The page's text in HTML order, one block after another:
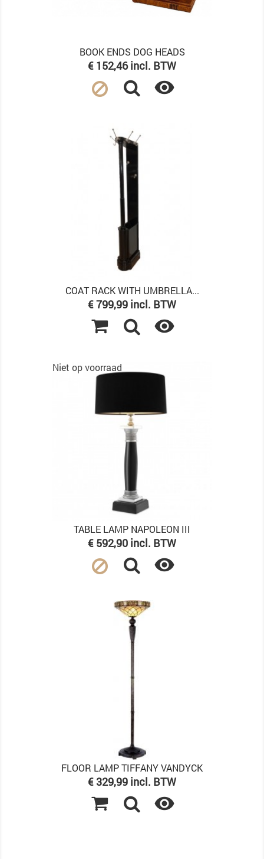
BOOK ENDS DOG HEADS
Prijs
€ 152,46 incl. BTW

COAT RACK WITH UMBRELLA...
Prijs
€ 799,99 incl. BTW

TABLE LAMP NAPOLEON III
Prijs
€ 592,90 incl. BTW
Niet op voorraad

FLOOR LAMP TIFFANY VANDYCK
Prijs
€ 329,99 incl. BTW
